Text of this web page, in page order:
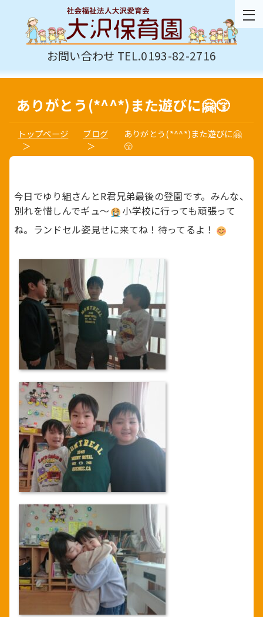
お問い合わせ TEL.0193-82-2716
ありがとう(*^^*)また遊びに🤗😚
トップページ ブログ
ありがとう(*^^*)また遊びに🤗
😚
今日でゆり組さんとR君兄弟最後の登園です。みんな、
別れを惜しんでギュ～
小学校に行っても頑張って
ね。ランドセル姿見せに来てね！待ってるよ！